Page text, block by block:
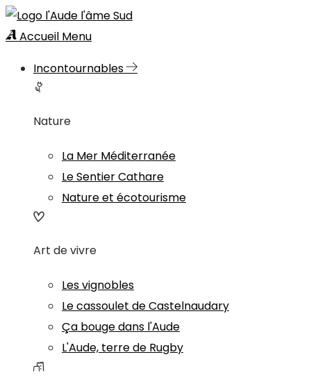
Accueil Menu
Incontournables
Nature
La Mer Méditerranée
Le Sentier Cathare
Nature et écotourisme
Art de vivre
Les vignobles
Le cassoulet de Castelnaudary
Ça bouge dans l'Aude
L'Aude, terre de Rugby